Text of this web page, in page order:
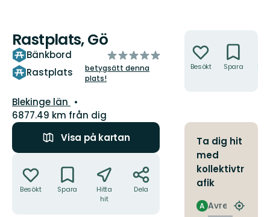
Rastplats, Gö
Bänkbord
Rastplats
av
5
stjärnor
betygsätt denna
plats!
Län:
Blekinge län
6877.49 km från dig
Visa på kartan
Besökt Spara
Hitta
hit
Dela
Besökt Spara
Ta dig hit
med
kollektivtr
afik
Avresa
A
Hitta